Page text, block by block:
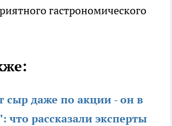
гастрономического
сыр даже по акции - он в
что рассказали эксперты